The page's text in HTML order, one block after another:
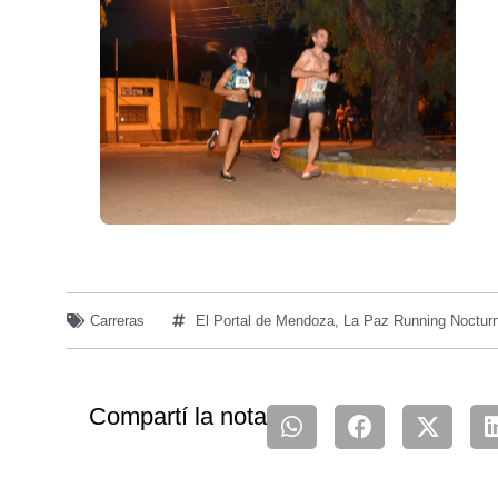
Carreras El Portal de Mendoza, La Paz Running
Compartí la nota